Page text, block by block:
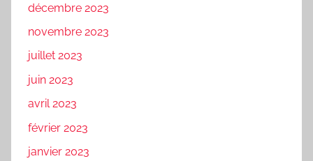
décembre 2023
novembre 2023
juillet 2023
juin 2023
avril 2023
février 2023
janvier 2023